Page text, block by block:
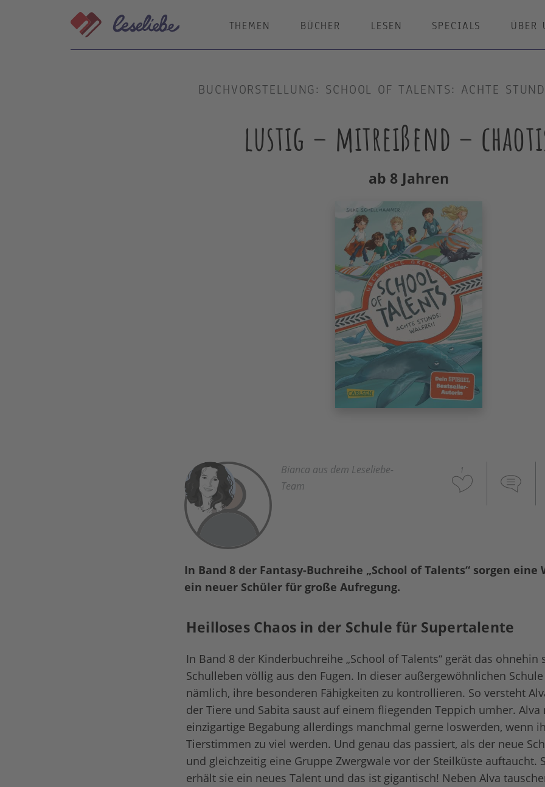
THEMEN BÜCHER LESEN SPECIALS ÜBER
BUCHVORSTELLUNG: SCHOOL OF TALENTS: ACHTE
lustig – mitreißend –
ab 8 Jahren
Bianca aus dem Leseliebe-
Team
1
In Band 8 der Fantasy-Buchreihe „School of Talents“ sorgen
ein neuer Schüler für große Aufregung.
Heilloses Chaos in der Schule für Supertalente
In Band 8 der Kinderbuchreihe „School of Talents“ gerät das ohnehin
Schulleben völlig aus den Fugen. In dieser außergewöhnlichen
nämlich, ihre besonderen Fähigkeiten zu kontrollieren. So versteht
der Tiere und Sabita saust auf einem fliegenden Teppich umher.
einzigartige Begabung allerdings manchmal gerne loswerden, wenn
Tierstimmen zu viel werden. Und genau das passiert, als der neue
und gleichzeitig eine Gruppe Zwergwale vor der Steilküste auftaucht.
erhält sie ein neues Talent und das ist gigantisch! Neben Alva